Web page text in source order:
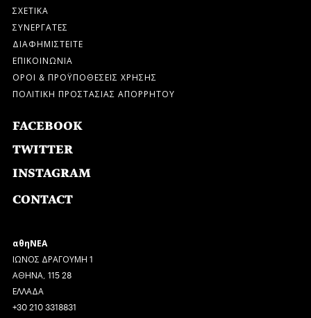
ΣΧΕΤΙΚΑ
ΣΥΝΕΡΓΑΤΕΣ
ΔΙΑΦΗΜΙΣΤΕΙΤΕ
ΕΠΙΚΟΙΝΩΝΙΑ
ΟΡΟΙ & ΠΡΟΫΠΟΘΕΣΕΙΣ ΧΡΗΣΗΣ
ΠΟΛΙΤΙΚΗ ΠΡΟΣΤΑΣΙΑΣ ΑΠΟΡΡΗΤΟΥ
FACEBOOK
TWITTER
INSTAGRAM
CONTACT
αθηΝΕΑ
ΙΩΝΟΣ ΔΡΑΓΟΥΜΗ 1
ΑΘΗΝΑ, 115 28
ΕΛΛΑΔΑ
+30 210 3318831